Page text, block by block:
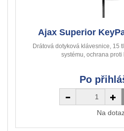
Ajax Superior
Drátová dotyková klávesnice, 15
systému, ochrana
Po
Na